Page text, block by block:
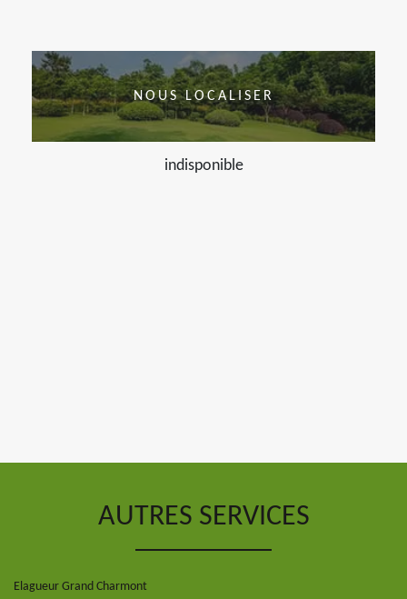
NOUS LOCALISER
indisponible
AUTRES SERVICES
Elagueur Grand Charmont